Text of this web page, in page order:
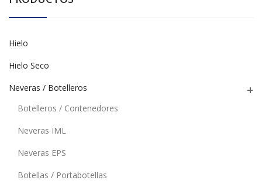
Hielo
Hielo Seco
Neveras / Botelleros
Botelleros / Contenedores
Neveras IML
Neveras EPS
Botellas / Portabotellas